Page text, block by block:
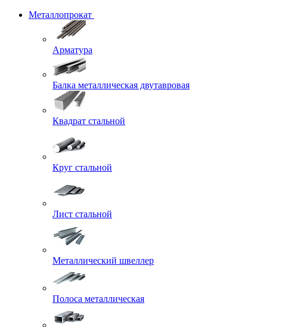
Металлопрокат
Арматура
Балка металлическая двутавровая
Квадрат стальной
Круг стальной
Лист стальной
Металлический швеллер
Полоса металлическая